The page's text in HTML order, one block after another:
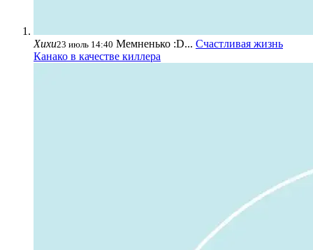
Хихи23 июль 14:40 Мемненько :D... Счастливая жизнь
Канако в качестве киллера